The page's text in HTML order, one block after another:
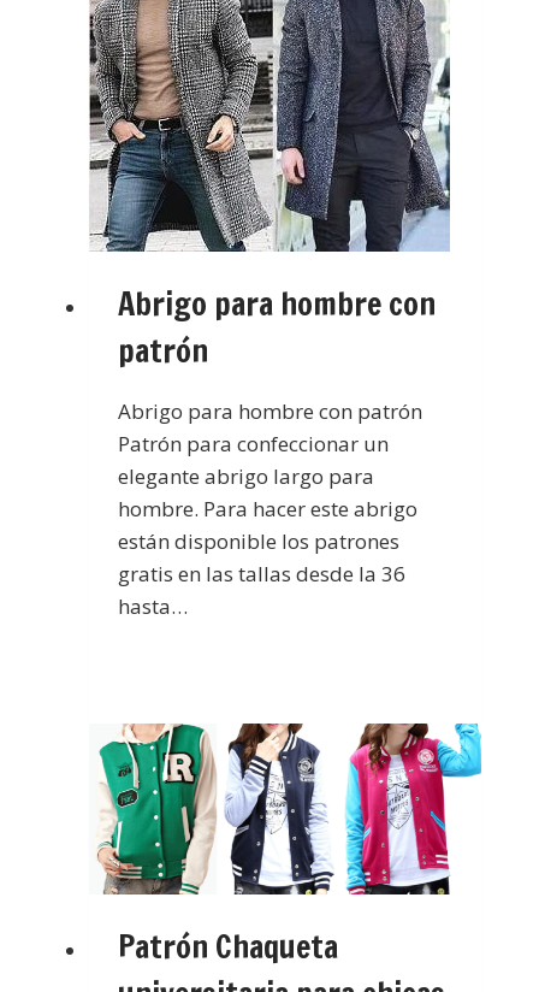
Abrigo para hombre con
patrón
Abrigo para hombre con patrón
Patrón para confeccionar un
elegante abrigo largo para
hombre. Para hacer este abrigo
están disponible los patrones
gratis en las tallas desde la 36
hasta…
Patrón Chaqueta